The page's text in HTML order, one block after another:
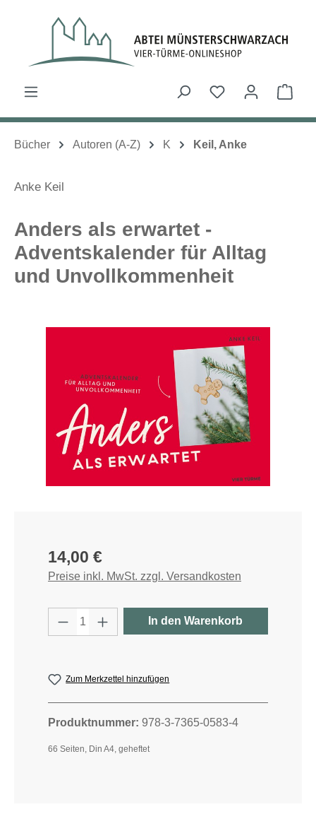
Zum Hauptinhalt springen
Du hast 0
Bücher Autoren (A-Z) K Keil, Anke
Anke Keil
Anders als erwartet -
Adventskalender für Alltag
und Unvollkommenheit
Regulärer Preis:
14,00 €
Preise inkl. MwSt. zzgl. Versandkosten
Produkt Anzahl: Gib den
In den Warenkorb
Zum Merkzettel hinzufügen
Produktnummer: 978-3-7365-0583-4
66 Seiten, Din A4, geheftet